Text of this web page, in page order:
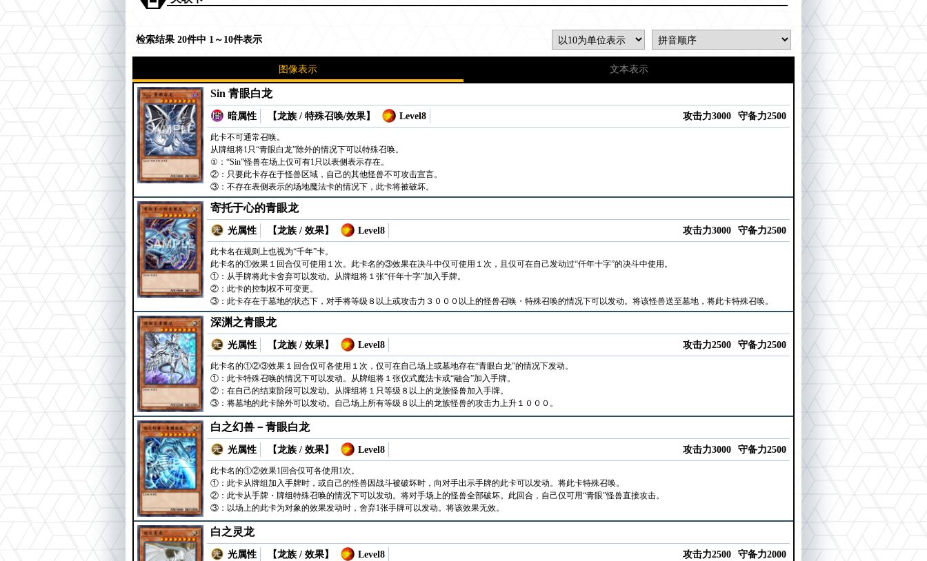
检索结果 20件中 1～10件表示
图像表示 文本表示
Sin 青眼白龙
暗属性 【龙族 / 特殊召唤/效果】 Level8 攻击力3000 守备力2500
此卡不可通常召唤。
从牌组将1只“青眼白龙”除外的情况下可以特殊召唤。
①：“Sin”怪兽在场上仅可有1只以表侧表示存在。
②：只要此卡存在于怪兽区域，自己的其他怪兽不可攻击宣言。
③：不存在表侧表示的场地魔法卡的情况下，此卡将被破坏。
寄托于心的青眼龙
光属性 【龙族 / 效果】 Level8 攻击力3000 守备力2500
此卡名在规则上也视为“千年”卡。
此卡名的①效果１回合仅可使用１次。此卡名的③效果在决斗中仅可使用１次，且仅可在自己发动过“仟年十字”的决斗中使用。
①：从手牌将此卡舍弃可以发动。从牌组将１张“仟年十字”加入手牌。
②：此卡的控制权不可变更。
③：此卡存在于墓地的状态下，对手将等级８以上或攻击力３０００以上的怪兽召唤・特殊召唤的情况下可以发动。将该怪兽送至墓地，将此卡特殊召唤。
深渊之青眼龙
光属性 【龙族 / 效果】 Level8 攻击力2500 守备力2500
此卡名的①②③效果１回合仅可各使用１次，仅可在自己场上或墓地存在“青眼白龙”的情况下发动。
①：此卡特殊召唤的情况下可以发动。从牌组将１张仪式魔法卡或“融合”加入手牌。
②：在自己的结束阶段可以发动。从牌组将１只等级８以上的龙族怪兽加入手牌。
③：将墓地的此卡除外可以发动。自己场上所有等级８以上的龙族怪兽的攻击力上升１０００。
白之幻兽－青眼白龙
光属性 【龙族 / 效果】 Level8 攻击力3000 守备力2500
此卡名的①②效果1回合仅可各使用1次。
①：此卡从牌组加入手牌时，或自己的怪兽因战斗被破坏时，向对手出示手牌的此卡可以发动。将此卡特殊召唤。
②：此卡从手牌・牌组特殊召唤的情况下可以发动。将对手场上的怪兽全部破坏。此回合，自己仅可用“青眼”怪兽直接攻击。
③：以场上的此卡为对象的效果发动时，舍弃1张手牌可以发动。将该效果无效。
白之灵龙
光属性 【龙族 / 效果】 Level8 攻击力2500 守备力2000